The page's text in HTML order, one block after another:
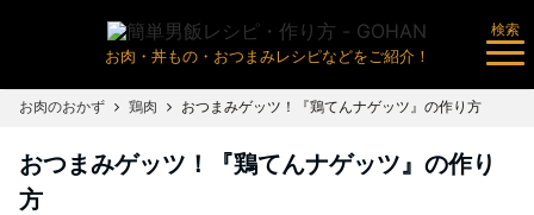
お肉・丼もの・おつまみレシピなどをご紹介！
検索
お肉のおかず 鶏肉 おつまみゲッツ！『鶏てんナゲッツ』の作り方
おつまみゲッツ！『鶏てんナゲッツ』の作り
方